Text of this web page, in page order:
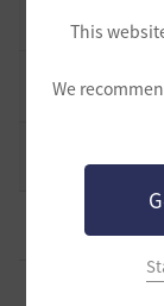
This
We
2
8
1
18
[ギルド
0
[ギルド